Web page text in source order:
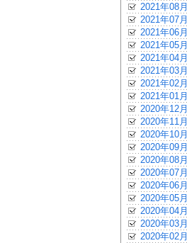
2021年08月
2021年07月
2021年06月
2021年05月
2021年04月
2021年03月
2021年02月
2021年01月
2020年12月
2020年11月
2020年10月
2020年09月
2020年08月
2020年07月
2020年06月
2020年05月
2020年04月
2020年03月
2020年02月